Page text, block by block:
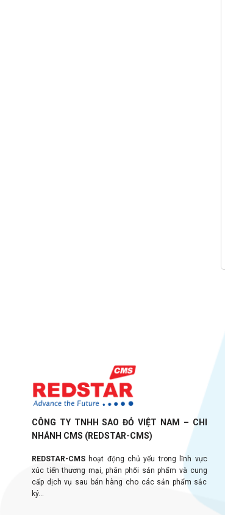
CÔNG TY TNHH SAO ĐỎ VIỆT NAM – CHI
NHÁNH CMS (REDSTAR-CMS)
REDSTAR-CMS hoạt động chủ yếu trong lĩnh vực
xúc tiến thương mại, phân phối sản phẩm và cung
cấp dịch vụ sau bán hàng cho các sản phẩm sắc
ký...